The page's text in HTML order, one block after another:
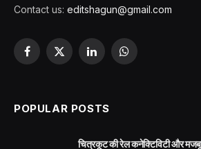
Contact us: editshagun@gmail.com
Facebook
X
LinkedInWhatsApp
POPULAR POSTS
चित्रकूट की रेल कनेक्टिविटी और